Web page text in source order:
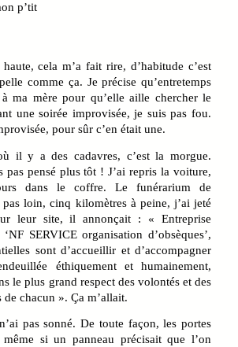
p’tit
cela m’a fait rire, d’habitude c’est
comme ça. Je précise qu’entretemps
à ma mère pour qu’elle aille chercher le
une soirée improvisée, je suis pas fou.
pour sûr c’en était une.
il y a des cadavres, c’est la morgue.
pas pensé plus tôt ! J’ai repris la voiture,
dans le coffre. Le funérarium de
pas loin, cinq kilomètres à peine, j’ai jeté
leur site, il annonçait : « Entreprise
SERVICE organisation d’obsèques’,
sont d’accueillir et d’accompagner
éthiquement et humainement,
le plus grand respect des volontés et des
chacun ». Ça m’allait.
pas sonné. De toute façon, les portes
si un panneau précisait que l’on